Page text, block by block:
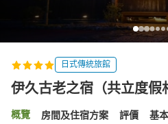
日式傳統旅館
伊久古老之宿（共立度假
概覽 房間及住宿方案 評價 基